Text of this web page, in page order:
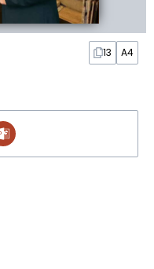
13 A4